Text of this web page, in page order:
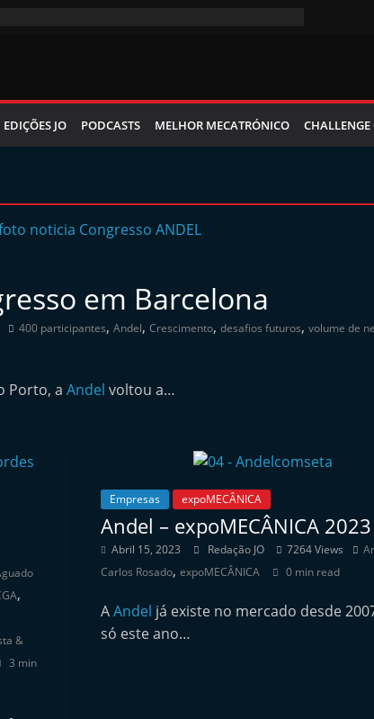
EDIÇÕES JO PODCASTS MELHOR MECATRÓNICO
em Barcelona
400 participantes, Andel, Crescimento, desafios futuros, volume de
Porto, a Andel voltou a…
,
&
3 min
Empresas expoMECÂNICA
Andel – expoMECÂNICA 2023
Abril 15, 2023 Redação JO 7264 Views
Carlos Rosado,expoMECÂNICA 0 min read
AAndel já existe no mercado desde
só este ano…